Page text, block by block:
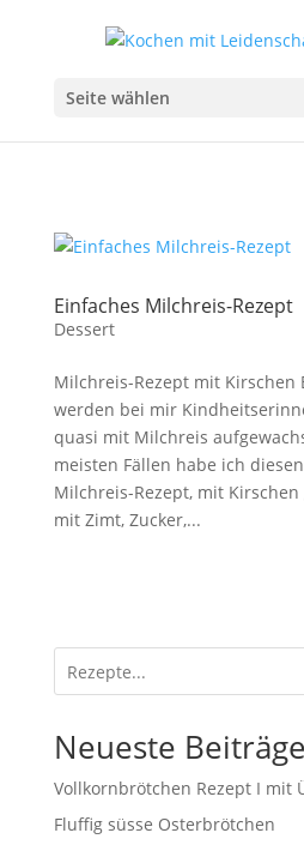
Seite wählen
Einfaches Milchreis-Rezept
Dessert
Milchreis-Rezept mit Kirschen
werden bei mir
quasi mit Milchreis
meisten Fällen habe ich
Milchreis-Rezept, mit Kirschen
mit Zimt, Zucker,...
Neueste Beiträge
Vollkornbrötchen Rezept I mit
Fluffig süsse Osterbrötchen